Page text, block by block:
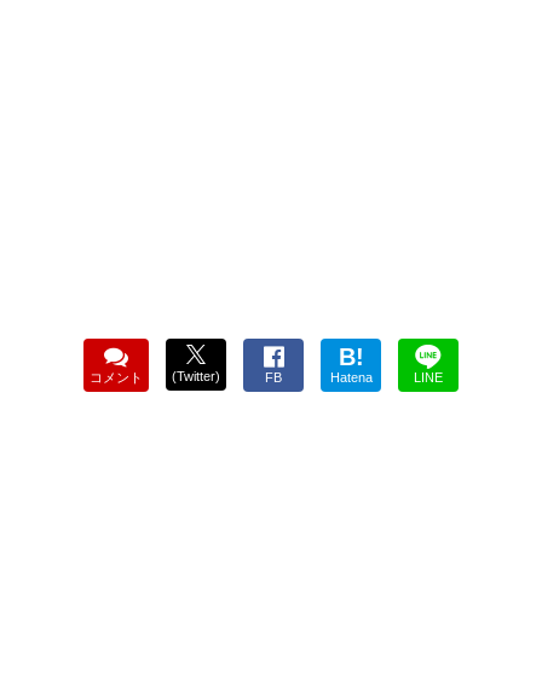
コメント (Twitter) FB
B!
Hatena LINE